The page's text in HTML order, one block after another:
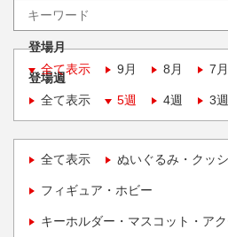
登場月
全て表示
9月 8月 7月
登場週
全て表示
5週 4週 3週
全て表示 ぬいぐるみ・クッ
フィギュア・ホビー
キーホルダー・マスコット・ア